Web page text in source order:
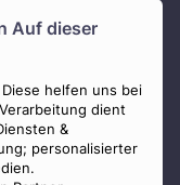
Auf dieser
helfen uns bei
dient
&
personalisierter